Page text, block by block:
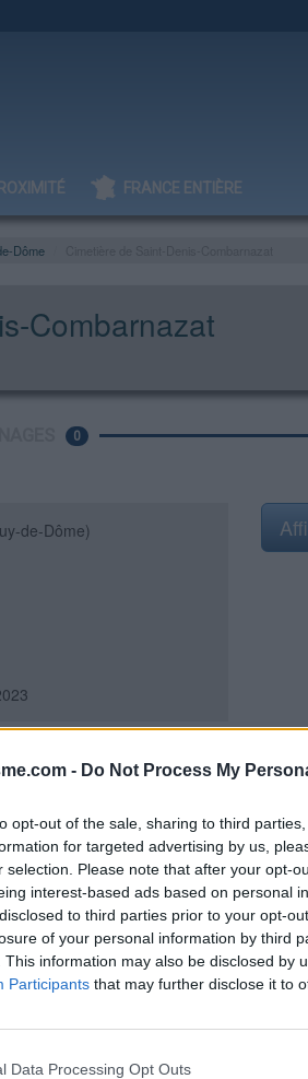
- Do Not Process My
opt-out of the sale, sharing to third
for targeted advertising by us,
selection. Please note that after your opt-
interest-based ads based on personal
to third parties prior to your opt-
of your personal information by third
This information may also be disclosed by
Participants that may further disclose it to
Data Processing Opt Outs
FRANCE ENTIÈRE
Dôme
Combarnazat
0
de-Dôme)
du village sur la D430, au
en provenance de
de village, tourner à gauche
n'est pas visible quand
rue sur 720 mètres (après
Y) jusqu'au cimetière
Le robinet est à l'intérieur
en provenance de Randan, si
flèche qui indique le village à
à un carrefour en Y
tourner à droite en épingle